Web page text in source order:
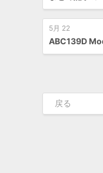
5月 22
ABC139D
戻る